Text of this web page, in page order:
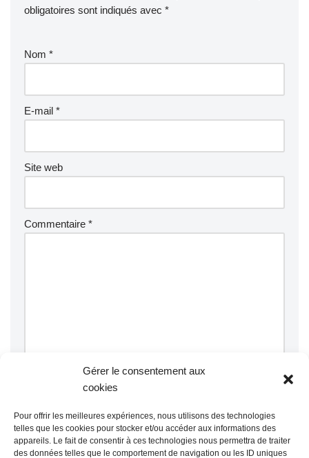
Gérer le consentement aux
cookies
Pour offrir les meilleures expériences, nous utilisons des technologies
telles que les cookies pour stocker et/ou accéder aux informations des
appareils. Le fait de consentir à ces technologies nous permettra de traiter
des données telles que le comportement de navigation ou les ID uniques
obligatoires sont indiqués avec *
Nom *
E-mail *
Site web
Commentaire *
Ce site utilise Akismet pour réduire les indésirables.En savoir